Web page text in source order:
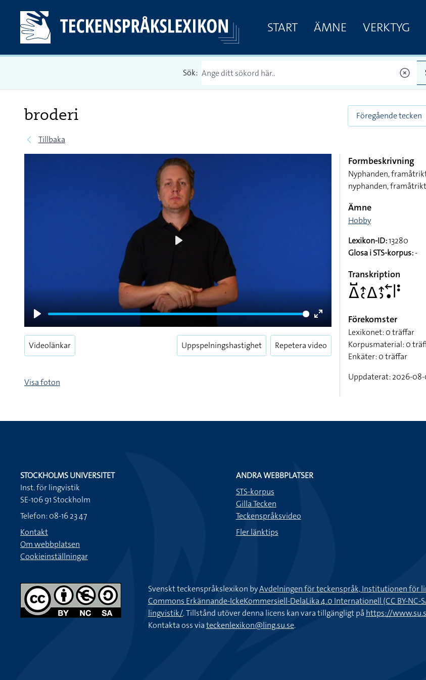
START ÄMNE VERKTYG
Sök:
broderi
Tillbaka
Föregående tecken
Play
Enter
fullscreen
Videolänkar Uppspelningshastighet Repetera video
Visa foton
Formbeskrivning
Nyphanden,
nyphanden,
Ämne
Hobby
Lexikon-ID:13280
Glosa i STS-korpus:-
Transkription
􌤩􌤹􌤴􌥗􌤩􌤴􌤶􌥢􌥡􌥼􌥻
Förekomster
Lexikonet: 0 träffar
Korpusmaterial: 0
Enkäter: 0 träffar
Uppdaterat: 2026-
STOCKHOLMS UNIVERSITET
Inst. för lingvistik
SE-106 91 Stockholm
Telefon: 08-16 23 47
Kontakt
Om webbplatsen
Cookieinställningar
ANDRA WEBBPLATSER
STS-korpus
Gilla Tecken
Teckenspråksvideo
Fler länktips
Svenskt teckenspråkslexikon byAvdelningen för teckenspråk, Institutionen för
Commons Erkännande-IckeKommersiell-DelaLika 4.0 Internationell (CC BY-NC-
lingvistik/. Tillstånd utöver denna licens kan vara tillgängligt på https://
Kontakta oss viateckenlexikon@ling.su.se.